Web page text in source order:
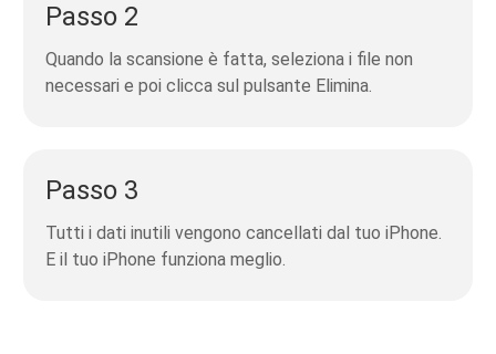
Passo 2
Quando la scansione è fatta, seleziona i file non
necessari e poi clicca sul pulsante Elimina.
Passo 3
Tutti i dati inutili vengono cancellati dal tuo iPhone.
E il tuo iPhone funziona meglio.